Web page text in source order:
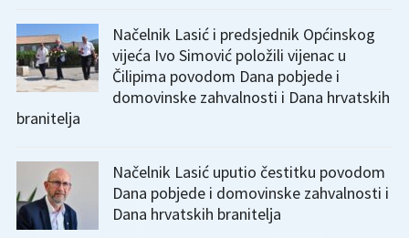
Načelnik Lasić i predsjednik Općinskog
vijeća Ivo Simović položili vijenac u
Čilipima povodom Dana pobjede i
domovinske zahvalnosti i Dana hrvatskih
branitelja
Načelnik Lasić uputio čestitku povodom
Dana pobjede i domovinske zahvalnosti i
Dana hrvatskih branitelja